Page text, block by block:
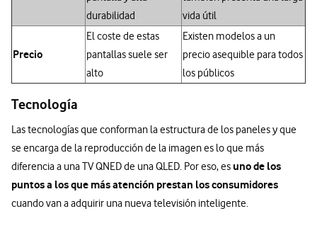
durabilidad
vida útil
Precio
El coste de estas
pantallas suele ser
alto
Existen modelos a un
precio asequible para todos
los públicos
Tecnología
Las tecnologías que conforman la estructura de los paneles y que
se encarga de la reproducción de la imagen es lo que más
diferencia a una TV QNED de una QLED. Por eso, es uno de los
puntos a los que más atención prestan los consumidores
cuando van a adquirir una nueva televisión inteligente.